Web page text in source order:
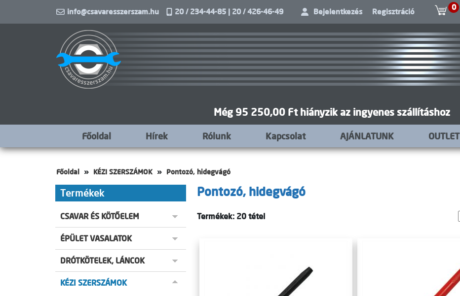
info@csavaresszerszam.hu 20 / 234-44-85 | 20 / 426-46-49 Bejelentkezés Regisztráció 0
Még 95 250,00 Ft hiányzik az ingyenes szállításhoz
Főoldal Hírek Rólunk Kapcsolat AJÁNLATUNK OUTLET
Főoldal KÉZI SZERSZÁMOK Pontozó, hidegvágó
Termékek
CSAVAR ÉS KÖTŐELEM
ÉPÜLET VASALATOK
DRÓTKÖTELEK, LÁNCOK
KÉZI SZERSZÁMOK
Pontozó, hidegvágó
Termékek: 20 tétel